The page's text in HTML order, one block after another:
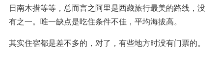
日南木措等等，总而言之阿里是西藏旅行最美的路线，没
有之一。唯一缺点是吃住条件不佳，平均海拔高。
其实住宿都是差不多的，对了，有些地方时没有门票的。